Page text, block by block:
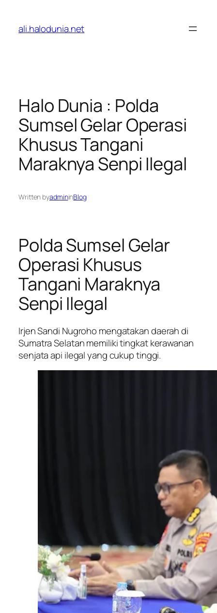
konten
ali.halodunia.net
Halo Dunia : Polda
Sumsel Gelar Operasi
Khusus Tangani
Maraknya Senpi Ilegal
Written byadmininBlog
Polda Sumsel Gelar
Operasi Khusus
Tangani Maraknya
Senpi Ilegal
Irjen Sandi Nugroho mengatakan daerah di
Sumatra Selatan memiliki tingkat kerawanan
senjata api ilegal yang cukup tinggi.